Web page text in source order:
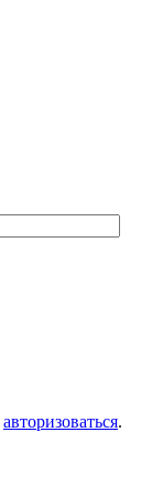
авторизоваться.